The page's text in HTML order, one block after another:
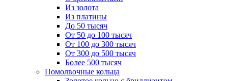
Из золота
Из платины
До 50 тысяч
От 50 до 100 тысяч
От 100 до 300 тысяч
От 300 до 500 тысяч
Более 500 тысяч
Помолвочные кольца